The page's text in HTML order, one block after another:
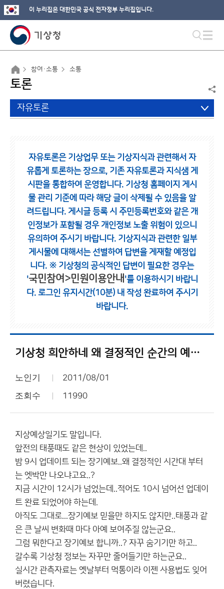
이 누리집은 대한민국 공식 전자정부 누리집입니다.
참여·소통 소통
토론
자유토론
자유토론은 기상업무 또는 기상지식과 관련해서 자
유롭게 토론하는 장으로, 기존 자유토론과 지식샘 게
시판을 통합하여 운영합니다. 기상청 홈페이지 게시
물 관리 기준에 따라 해당 글이 삭제될 수 있음을 알
려드립니다. 게시글 등록 시 주민등록번호와 같은 개
인정보가 포함될 경우 개인정보 노출 위험이 있으니
유의하여 주시기 바랍니다. 기상지식과 관련한 일부
게시물에 대해서는 선별하여 답변을 게재할 예정입
니다. ※ 기상청의 공식적인 답변이 필요한 경우는
'국민참여>민원이용안내 '를 이용하시기 바랍니
다. 로그인 유지시간(10분) 내 작성 완료하여 주시기
바랍니다.
기상청 희안하네 왜 결정적인 순간의 예보는 아직 업데이트가 안되는지..?
노인기 2011/08/01
조회수 11990
지상예상일기도 말입니다.
앞전의 태풍때도 같은 현상이 있었는데..
밤 9시 업데이트 되는 장기예보..왜 결정적인 시간대 부터
는 엣박만 나오냐고요..?
지금 시간이 12시가 넘었는데..적어도 10시 넘어선 업데이
트 완료 되었어야 하는데.
아직도 그대로...장기예보 믿을만 하지도 않지만..태풍과 같
은 큰 날씨 변화때 마다 아예 보여주질 않는군요..
그럼 뭐한다고 장기예보 합니까..? 자꾸 숨기기만 하고..
갈수록 기상청 정보는 자꾸만 줄어들기만 하는군요..
실시간 관측자료는 옛날부터 먹통이라 이젠 사용법도 잊어
버렸습니다.